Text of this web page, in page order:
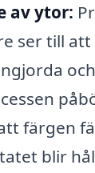
av ytor:
ser till
färgen
blir